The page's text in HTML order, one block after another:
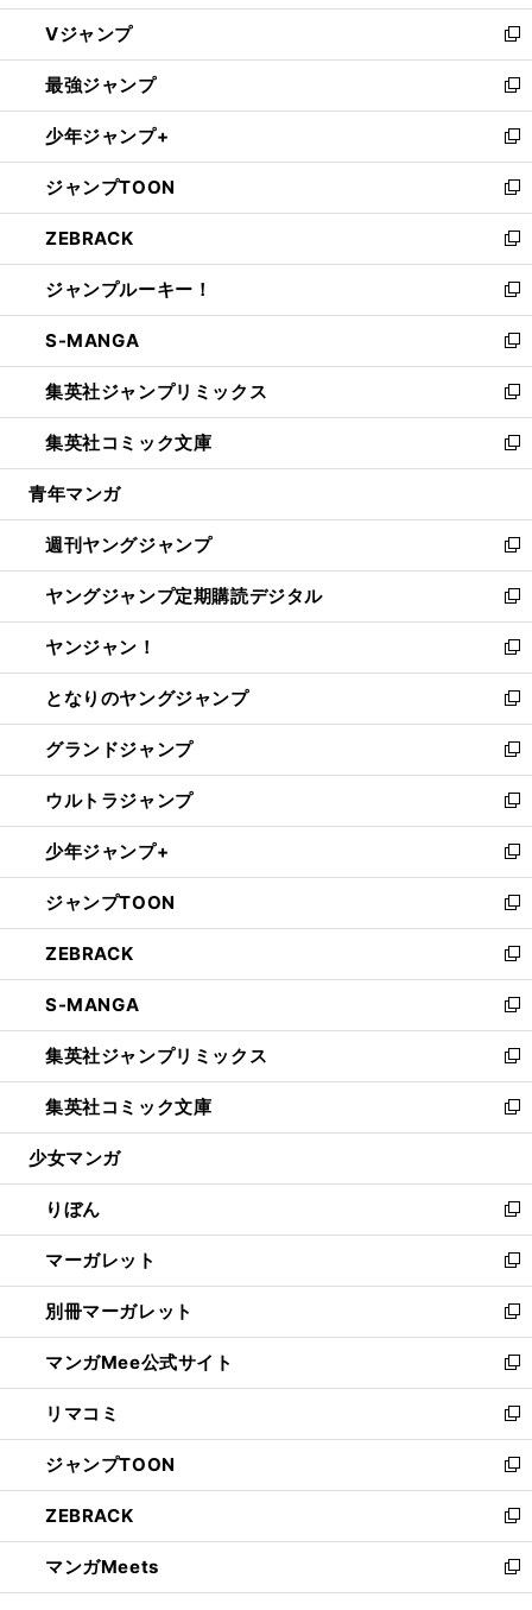
ウ
ィ
ン
ド
ウ
で
開
く
し
い
ウ
ィ
ン
ド
ウ
で
開
く
Vジャンプ
新
し
い
ウ
ィ
ン
ド
ウ
で
開
く
最強ジャンプ
新
し
い
ウ
ィ
ン
ド
ウ
で
開
く
少年ジャンプ+
新
し
い
ウ
ィ
ン
ド
ウ
で
開
く
ジャンプTOON
新
し
い
ウ
ィ
ン
ド
ウ
で
開
く
ZEBRACK
新
し
い
ウ
ィ
ン
ド
ウ
で
開
ジャンプルーキー！
新
し
い
ウ
ィ
ン
ド
ウ
開
く
S-MANGA
新
し
い
ウ
ィ
ン
ウ
で
開
く
集英社ジャンプリミックス
新
し
い
ウ
ン
ド
ウ
で
開
く
集英社コミック文庫
新
し
ウ
ィ
ン
ド
ウ
で
開
く
青年マンガ
週刊ヤングジャンプ
新
し
い
ウ
ィ
ン
ド
ウ
で
開
く
ヤングジャンプ定期購読デジタル
新
し
い
ウ
ィ
ン
ド
ウ
で
開
く
ヤンジャン！
新
し
い
ウ
ィ
ン
ド
ウ
で
開
く
となりのヤングジャンプ
新
し
い
ウ
ィ
ン
ド
ウ
で
開
く
グランドジャンプ
新
し
い
ウ
ィ
ン
ド
ウ
で
開
く
ウルトラジャンプ
新
し
い
ウ
ィ
ン
ド
ウ
で
開
く
少年ジャンプ+
新
し
い
ウ
ィ
ン
ド
ウ
で
開
く
ジャンプTOON
新
し
い
ウ
ィ
ン
ド
ウ
で
開
ZEBRACK
新
し
い
ウ
ィ
ン
ド
ウ
開
く
S-MANGA
新
し
い
ウ
ィ
ン
ウ
で
開
く
集英社ジャンプリミックス
新
し
い
ウ
ン
ド
ウ
で
開
く
集英社コミック文庫
新
し
ウ
ィ
ン
ド
ウ
で
開
く
少女マンガ
りぼん
新
し
い
ウ
ィ
ン
ド
ウ
で
開
く
マーガレット
新
し
い
ウ
ィ
ン
ド
ウ
で
開
く
別冊マーガレット
新
し
い
ウ
ィ
ン
ド
ウ
で
開
く
マンガMee公式サイト
新
し
い
ウ
ィ
ン
ド
ウ
で
開
リマコミ
新
し
い
ウ
ィ
ン
ド
ウ
ジャンプTOON
新
し
い
ウ
ィ
ン
ZEBRACK
新
し
い
ウ
マンガMeets
新
し